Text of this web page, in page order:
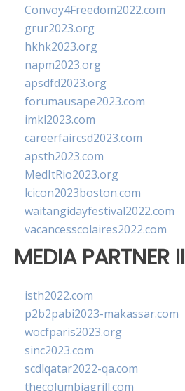
Convoy4Freedom2022.com
grur2023.org
hkhk2023.org
napm2023.org
apsdfd2023.org
forumausape2023.com
imkl2023.com
careerfaircsd2023.com
apsth2023.com
MedItRio2023.org
lcicon2023boston.com
waitangidayfestival2022.com
vacancesscolaires2022.com
MEDIA PARTNER II
isth2022.com
p2b2pabi2023-makassar.com
wocfparis2023.org
sinc2023.com
scdlqatar2022-qa.com
thecolumbiagrill.com